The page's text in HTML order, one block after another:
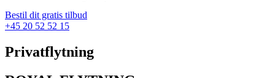
Bestil dit gratis tilbud
+45 20 52 52 15
Privatflytning